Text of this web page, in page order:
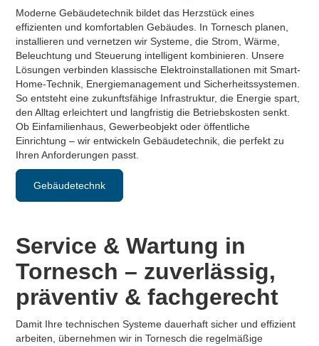
Moderne Gebäudetechnik bildet das Herzstück eines
effizienten und komfortablen Gebäudes. In Tornesch planen,
installieren und vernetzen wir Systeme, die Strom, Wärme,
Beleuchtung und Steuerung intelligent kombinieren. Unsere
Lösungen verbinden klassische Elektroinstallationen mit Smart-
Home-Technik, Energiemanagement und Sicherheitssystemen.
So entsteht eine zukunftsfähige Infrastruktur, die Energie spart,
den Alltag erleichtert und langfristig die Betriebskosten senkt.
Ob Einfamilienhaus, Gewerbeobjekt oder öffentliche
Einrichtung – wir entwickeln Gebäudetechnik, die perfekt zu
Ihren Anforderungen passt.
Gebäudetechnk
Service & Wartung in
Tornesch – zuverlässig,
präventiv & fachgerecht
Damit Ihre technischen Systeme dauerhaft sicher und effizient
arbeiten, übernehmen wir in Tornesch die regelmäßige